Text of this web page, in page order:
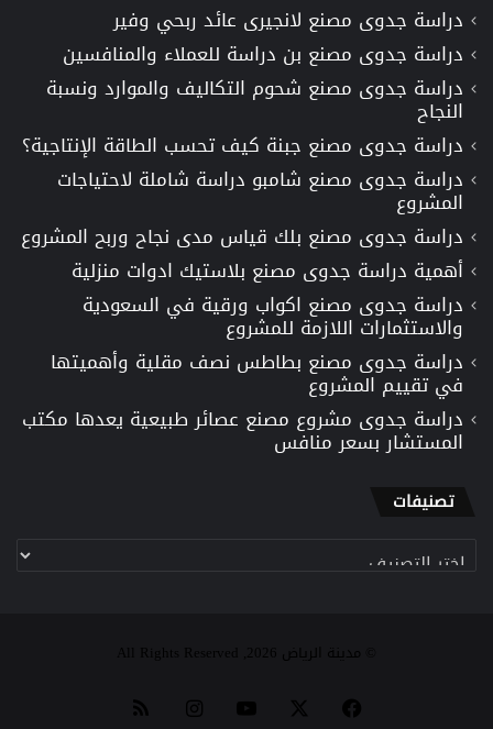
دراسة جدوى مصنع لانجيرى عائد ربحي وفير
دراسة جدوى مصنع بن دراسة للعملاء والمنافسين
دراسة جدوى مصنع شحوم التكاليف والموارد ونسبة
النجاح
دراسة جدوى مصنع جبنة كيف تحسب الطاقة الإنتاجية؟
دراسة جدوى مصنع شامبو دراسة شاملة لاحتياجات
المشروع
دراسة جدوى مصنع بلك قياس مدى نجاح وربح المشروع
أهمية دراسة جدوى مصنع بلاستيك ادوات منزلية
دراسة جدوى مصنع اكواب ورقية في السعودية
والاستثمارات اللازمة للمشروع
دراسة جدوى مصنع بطاطس نصف مقلية وأهميتها
في تقييم المشروع
دراسة جدوى مشروع مصنع عصائر طبيعية يعدها مكتب
المستشار بسعر منافس
تصنيفات
تصنيفات
© مدينة الرياض 2026, All Rights Reserved
فيسبوك ‫YouTube انستقرام